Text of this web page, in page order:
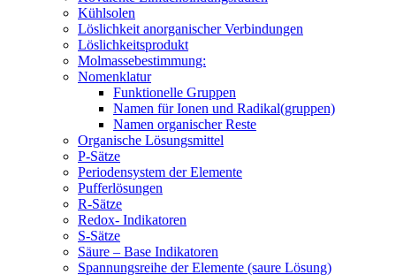
Kühlsolen
Löslichkeit anorganischer Verbindungen
Löslichkeitsprodukt
Molmassebestimmung:
Nomenklatur
Funktionelle Gruppen
Namen für Ionen und Radikal(gruppen)
Namen organischer Reste
Organische Lösungsmittel
P-Sätze
Periodensystem der Elemente
Pufferlösungen
R-Sätze
Redox- Indikatoren
S-Sätze
Säure – Base Indikatoren
Spannungsreihe der Elemente (saure Lösung)